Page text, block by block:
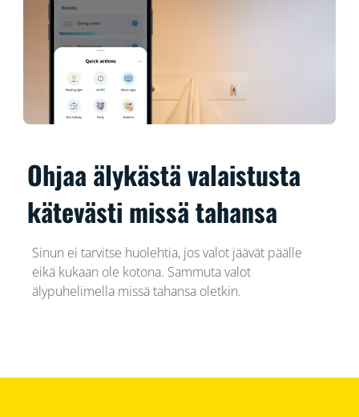
Ohjaa älykästä valaistusta
kätevästi missä tahansa
Sinun ei tarvitse huolehtia, jos valot jäävät päälle
eikä kukaan ole kotona. Sammuta valot
älypuhelimella missä tahansa oletkin.